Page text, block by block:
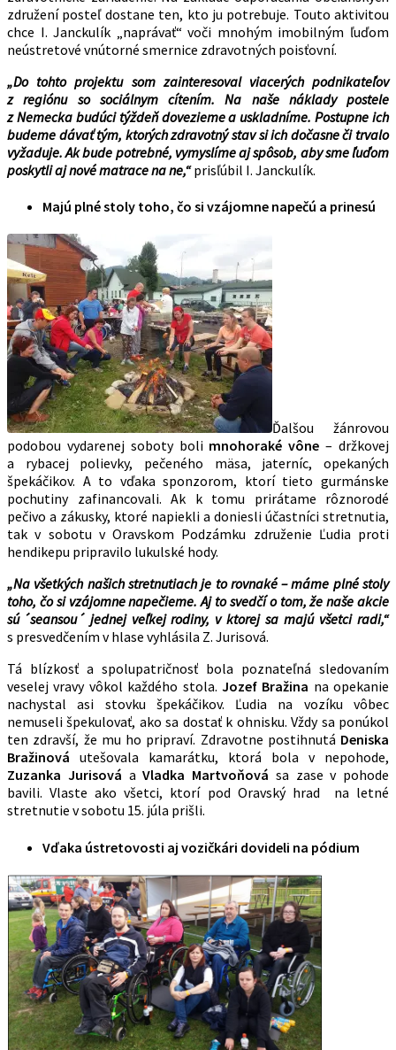
združení posteľ dostane ten, kto ju potrebuje. Touto aktivitou
chce I. Janckulík „naprávať“ voči mnohým imobilným ľuďom
neústretové vnútorné smernice zdravotných poisťovní.
„Do tohto projektu som zainteresoval viacerých podnikateľov
z regiónu so sociálnym cítením. Na naše náklady postele
z Nemecka budúci týždeň dovezieme a uskladníme. Postupne ich
budeme dávať tým, ktorých zdravotný stav si ich dočasne či trvalo
vyžaduje. Ak bude potrebné, vymyslíme aj spôsob, aby sme ľuďom
poskytli aj nové matrace na ne,“prisľúbil I. Janckulík.
Majú plné stoly toho, čo si vzájomne napečú a prinesú
Ďalšou žánrovou
podobou vydarenej soboty boli mnohoraké vône – držkovej
a rybacej polievky, pečeného mäsa, jaterníc, opekaných
špekáčikov. A to vďaka sponzorom, ktorí tieto gurmánske
pochutiny zafinancovali. Ak k tomu prirátame rôznorodé
pečivo a zákusky, ktoré napiekli a doniesli účastníci stretnutia,
tak v sobotu v Oravskom Podzámku združenie Ľudia proti
hendikepu pripravilo lukulské hody.
„Na všetkých našich stretnutiach je to rovnaké – máme plné stoly
toho, čo si vzájomne napečieme. Aj to svedčí o tom, že naše akcie
sú ˊseansouˊ jednej veľkej rodiny, v ktorej sa majú všetci radi,“
s presvedčením v hlase vyhlásila Z. Jurisová.
Tá blízkosť a spolupatričnosť bola poznateľná sledovaním
veselej vravy vôkol každého stola. Jozef Bražina na opekanie
nachystal asi stovku špekáčikov. Ľudia na vozíku vôbec
nemuseli špekulovať, ako sa dostať k ohnisku. Vždy sa ponúkol
ten zdravší, že mu ho pripraví. Zdravotne postihnutá Deniska
Bražinová utešovala kamarátku, ktorá bola v nepohode,
Zuzanka Jurisová aVladka Martvoňová sa zase v pohode
bavili. Vlaste ako všetci, ktorí pod Oravský hrad na letné
stretnutie v sobotu 15. júla prišli.
Vďaka ústretovosti aj vozičkári dovideli na pódium